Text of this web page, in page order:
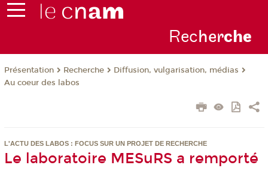
Recherche
Présentation Recherche
Diffusion, vulgarisation, médias
Au coeur des labos
L'ACTU DES LABOS : FOCUS SUR UN PROJET DE RECHERCHE
Le laboratoire MESuRS a remporté